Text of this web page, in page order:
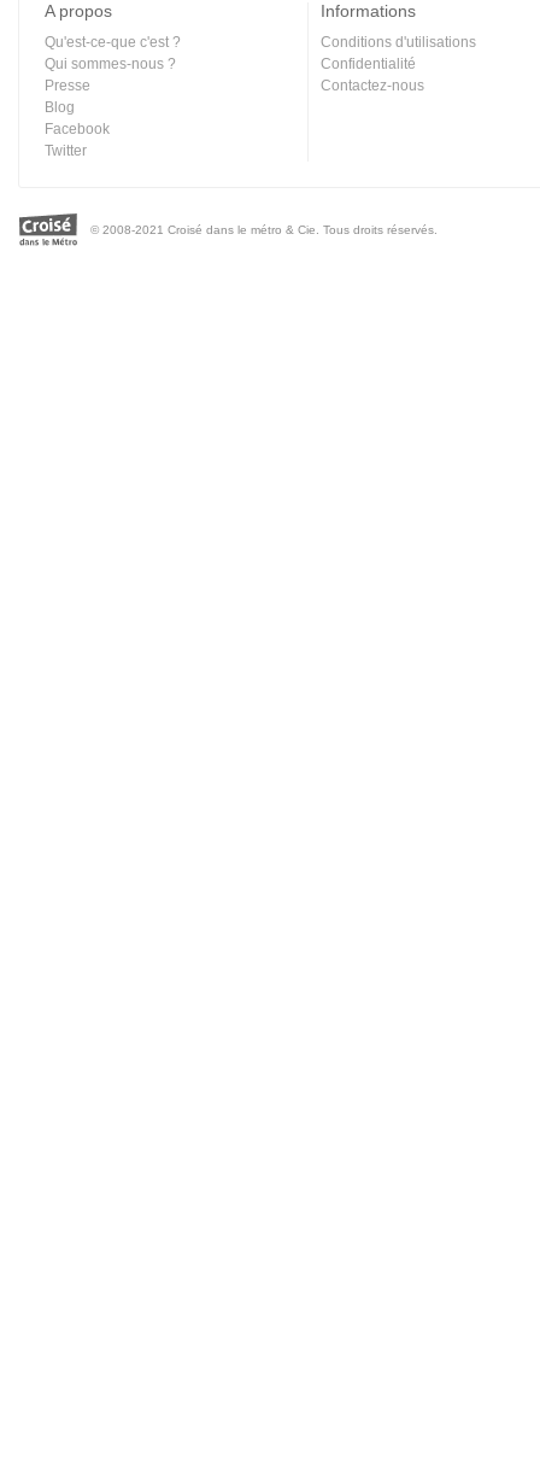
A propos
Qu'est-ce-que c'est ?
Qui sommes-nous ?
Presse
Blog
Facebook
Twitter
Informations
Conditions d'utilisations
Confidentialité
Contactez-nous
© 2008-2021 Croisé dans le métro & Cie. Tous droits réservés.